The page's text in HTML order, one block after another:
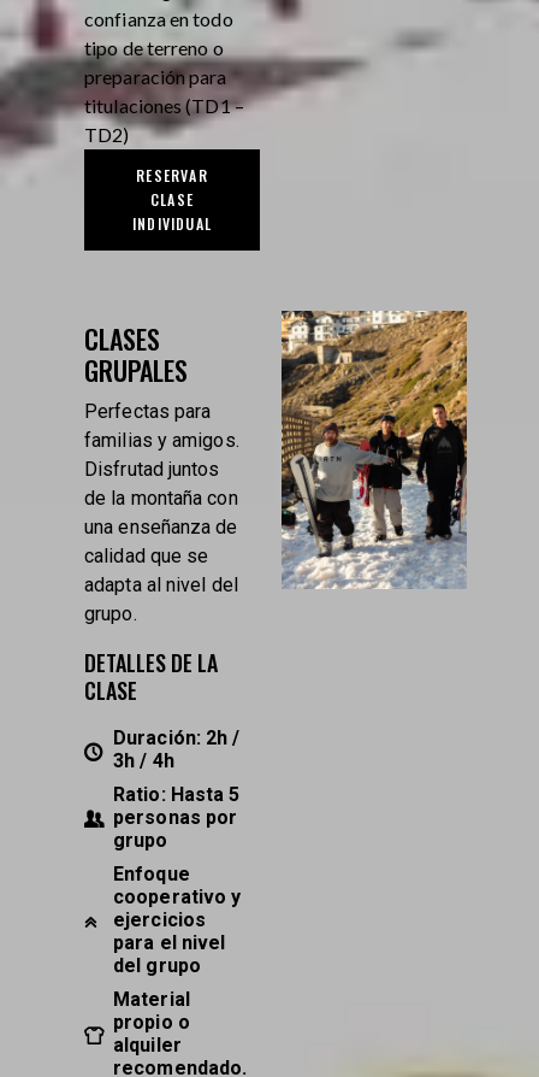
confianza en todo
tipo de terreno o
preparación para
titulaciones (TD1 –
TD2)
RESERVAR
CLASE
INDIVIDUAL
CLASES
GRUPALES
Perfectas para
familias y amigos.
Disfrutad juntos
de la montaña con
una enseñanza de
calidad que se
adapta al nivel del
grupo.
DETALLES DE LA
CLASE
Duración: 2h /
3h / 4h
Ratio: Hasta 5
personas por
grupo
Enfoque
cooperativo y
ejercicios
para el nivel
del grupo
Material
propio o
alquiler
recomendado.